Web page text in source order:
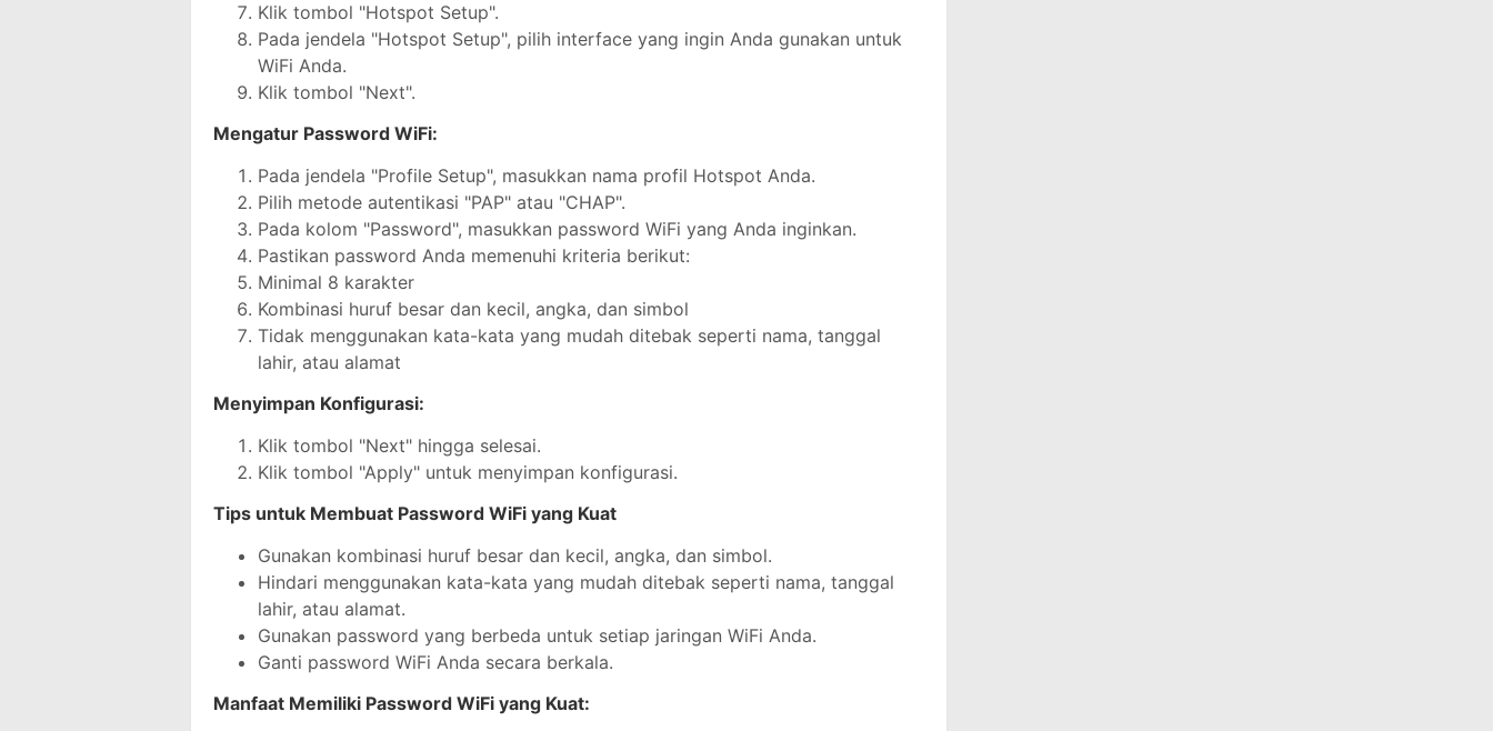
Klik tombol "Hotspot Setup".
Pada jendela "Hotspot Setup", pilih interface yang ingin Anda gunakan untuk
WiFi Anda.
Klik tombol "Next".
Mengatur Password WiFi:
Pada jendela "Profile Setup", masukkan nama profil Hotspot Anda.
Pilih metode autentikasi "PAP" atau "CHAP".
Pada kolom "Password", masukkan password WiFi yang Anda inginkan.
Pastikan password Anda memenuhi kriteria berikut:
Minimal 8 karakter
Kombinasi huruf besar dan kecil, angka, dan simbol
Tidak menggunakan kata-kata yang mudah ditebak seperti nama, tanggal
lahir, atau alamat
Menyimpan Konfigurasi:
Klik tombol "Next" hingga selesai.
Klik tombol "Apply" untuk menyimpan konfigurasi.
Tips untuk Membuat Password WiFi yang Kuat
Gunakan kombinasi huruf besar dan kecil, angka, dan simbol.
Hindari menggunakan kata-kata yang mudah ditebak seperti nama, tanggal
lahir, atau alamat.
Gunakan password yang berbeda untuk setiap jaringan WiFi Anda.
Ganti password WiFi Anda secara berkala.
Manfaat Memiliki Password WiFi yang Kuat: